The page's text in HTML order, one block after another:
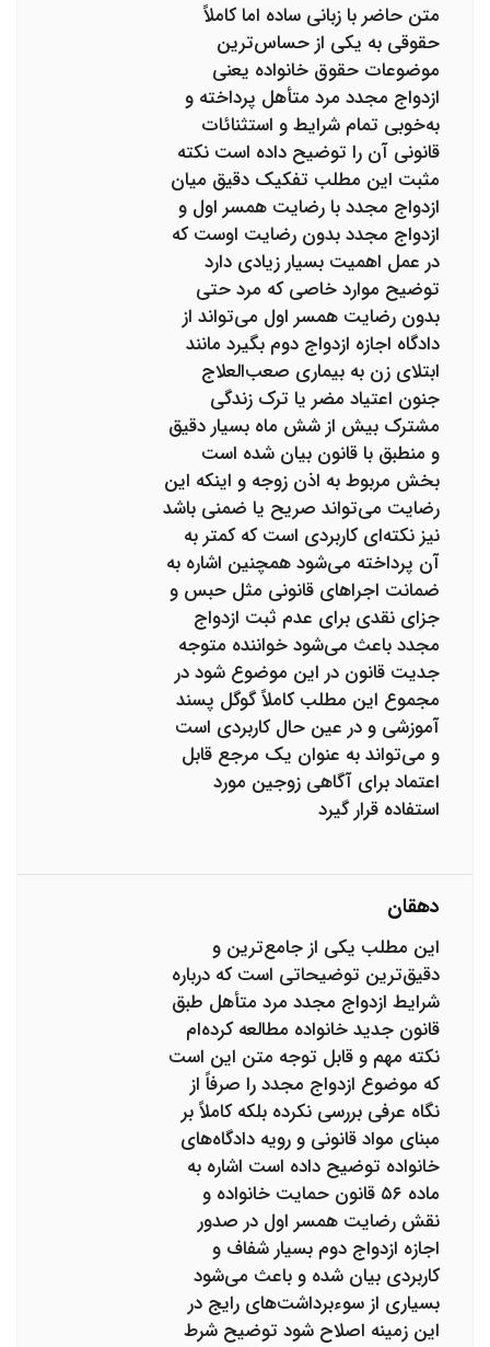
متن حاضر با زبانی ساده اما کاملاً
حقوقی به یکی از حساس‌ترین
موضوعات حقوق خانواده یعنی
ازدواج مجدد مرد متأهل پرداخته و
به‌خوبی تمام شرایط و استثنائات
قانونی آن را توضیح داده است نکته
مثبت این مطلب تفکیک دقیق میان
ازدواج مجدد با رضایت همسر اول و
ازدواج مجدد بدون رضایت اوست که
در عمل اهمیت بسیار زیادی دارد
توضیح موارد خاصی که مرد حتی
بدون رضایت همسر اول می‌تواند از
دادگاه اجازه ازدواج دوم بگیرد مانند
ابتلای زن به بیماری صعب‌العلاج
جنون اعتیاد مضر یا ترک زندگی
مشترک بیش از شش ماه بسیار دقیق
و منطبق با قانون بیان شده است
بخش مربوط به اذن زوجه و اینکه این
رضایت می‌تواند صریح یا ضمنی باشد
نیز نکته‌ای کاربردی است که کمتر به
آن پرداخته می‌شود همچنین اشاره به
ضمانت اجراهای قانونی مثل حبس و
جزای نقدی برای عدم ثبت ازدواج
مجدد باعث می‌شود خواننده متوجه
جدیت قانون در این موضوع شود در
مجموع این مطلب کاملاً گوگل پسند
آموزشی و در عین حال کاربردی است
و می‌تواند به عنوان یک مرجع قابل
اعتماد برای آگاهی زوجین مورد
استفاده قرار گیرد
دهقان
این مطلب یکی از جامع‌ترین و
دقیق‌ترین توضیحاتی است که درباره
شرایط ازدواج مجدد مرد متأهل طبق
قانون جدید خانواده مطالعه کرده‌ام
نکته مهم و قابل توجه متن این است
که موضوع ازدواج مجدد را صرفاً از
نگاه عرفی بررسی نکرده بلکه کاملاً بر
مبنای مواد قانونی و رویه دادگاه‌های
خانواده توضیح داده است اشاره به
ماده ۵۶ قانون حمایت خانواده و
نقش رضایت همسر اول در صدور
اجازه ازدواج دوم بسیار شفاف و
کاربردی بیان شده و باعث می‌شود
بسیاری از سوءبرداشت‌های رایج در
این زمینه اصلاح شود توضیح شرط